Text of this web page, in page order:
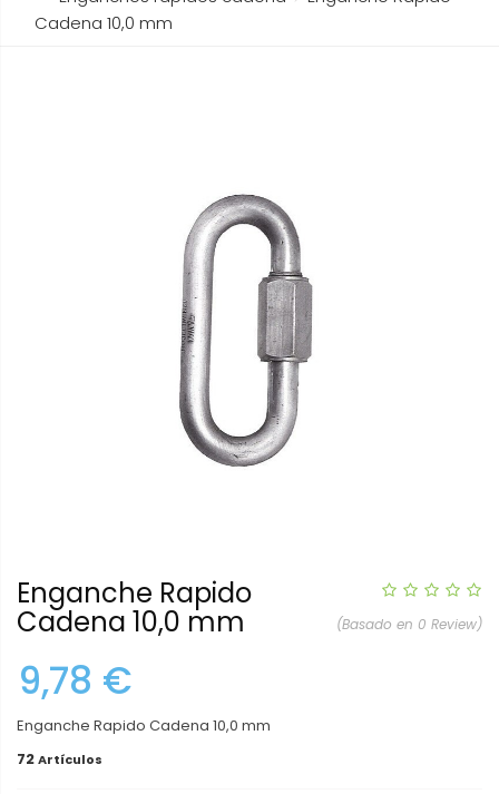
Cadena 10,0 mm
(Basado en 0 Review)
Enganche Rapido
Cadena 10,0 mm
9,78 €
Enganche Rapido Cadena 10,0 mm
72Artículos